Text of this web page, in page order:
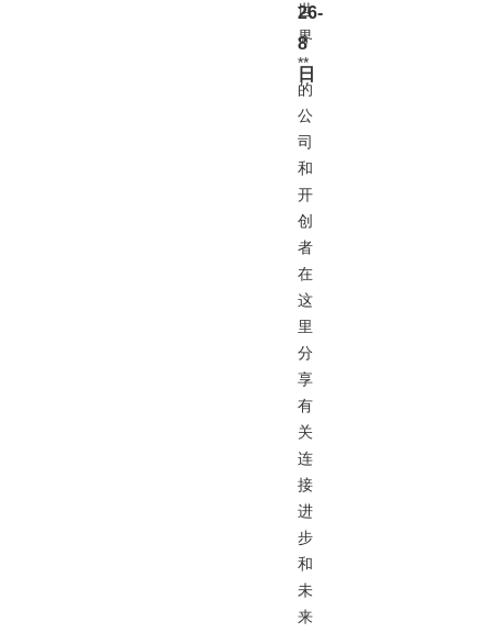
26-
8
日
世
界
**
的
公
司
和
开
创
者
在
这
里
分
享
有
关
连
接
进
步
和
未
来